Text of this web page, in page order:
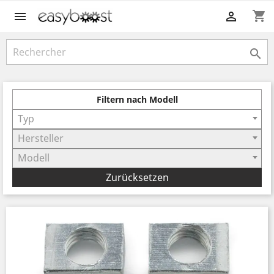
 shopping_cart


Filtern nach Modell
Typ
Hersteller
Modell
Zurücksetzen